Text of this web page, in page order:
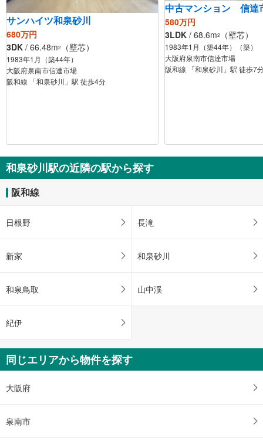
サンハイツ和泉砂川
680万円
3DK / 66.48m2 （壁芯）
1983年1月（築44年）
大阪府泉南市信達市場
阪和線 「和泉砂川」駅 徒歩4分
中古マンション 信達
580万円
3LDK / 68.6m2 （壁芯）
1983年1月（築44年）（築）
大阪府泉南市信達市場
阪和線 「和泉砂川」駅 徒歩7
和泉砂川駅の近隣の駅から探す
阪和線
日根野 長滝
新家 和泉砂川
和泉鳥取 山中渓
紀伊
同じエリアから物件を探す
大阪府
泉南市